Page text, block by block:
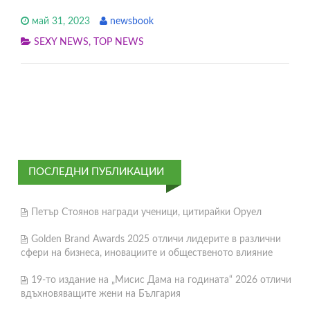
май 31, 2023 newsbook
SEXY NEWS, TOP NEWS
ПОСЛЕДНИ ПУБЛИКАЦИИ
Петър Стоянов награди ученици, цитирайки Оруел
Golden Brand Awards 2025 отличи лидерите в различни
сфери на бизнеса, иновациите и общественото влияние
19-то издание на „Мисис Дама на годината“ 2026 отличи
вдъхновяващите жени на България